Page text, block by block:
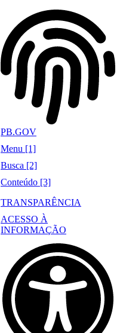
PB.GOV
Menu [1]
Busca [2]
Conteúdo [3]
TRANSPARÊNCIA
ACESSO À
INFORMAÇÃO